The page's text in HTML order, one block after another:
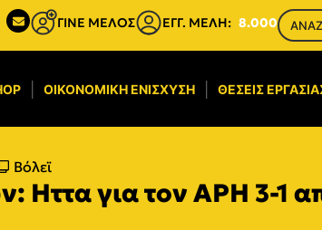
ΓΙΝΕ ΜΕΛΟΣ ΕΓΓ. ΜΕΛΗ: 8.000
ΟΙΚΟΝΟΜΙΚΉ ΕΝΊΣΧΥΣΗ​ ΘΈΣΕΙΣ
Βόλεϊ
Hττα για τον ΑΡΗ 3-1